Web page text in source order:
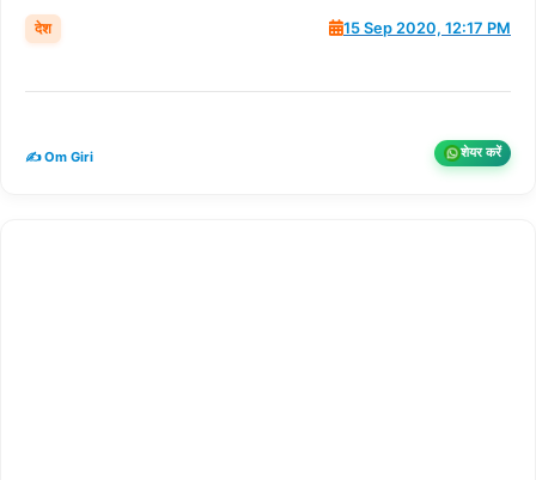
देश 15 Sep 2020, 12:17 PM
✍️ Om Giri शेयर करें